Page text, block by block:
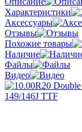
Характеристики
Аксессуары
Отзывы
Похожие товары
Наличие
Файлы
Видео